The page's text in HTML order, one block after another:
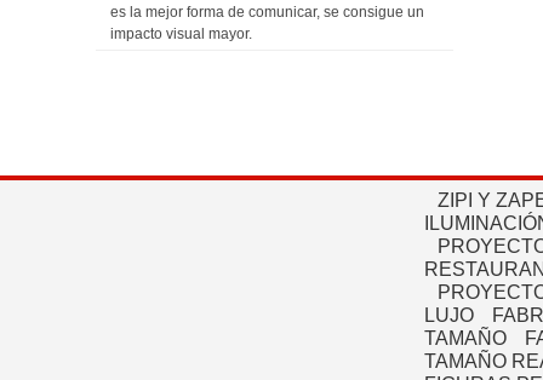
es la mejor forma de comunicar, se consigue un
impacto visual mayor.
ZIPI Y
LUJO
TAMAÑO
TAMAÑO